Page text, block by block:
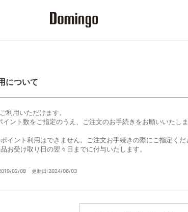
について
利用いただけます。
イント数をご指定のうえ、ご注文のお手続きをお願いいたしま
イント利用はできません。ご注文お手続きの際にご指定くだ
お受け取り日の翌々日までに付与いたします。
02/08 更新日:2024/06/03